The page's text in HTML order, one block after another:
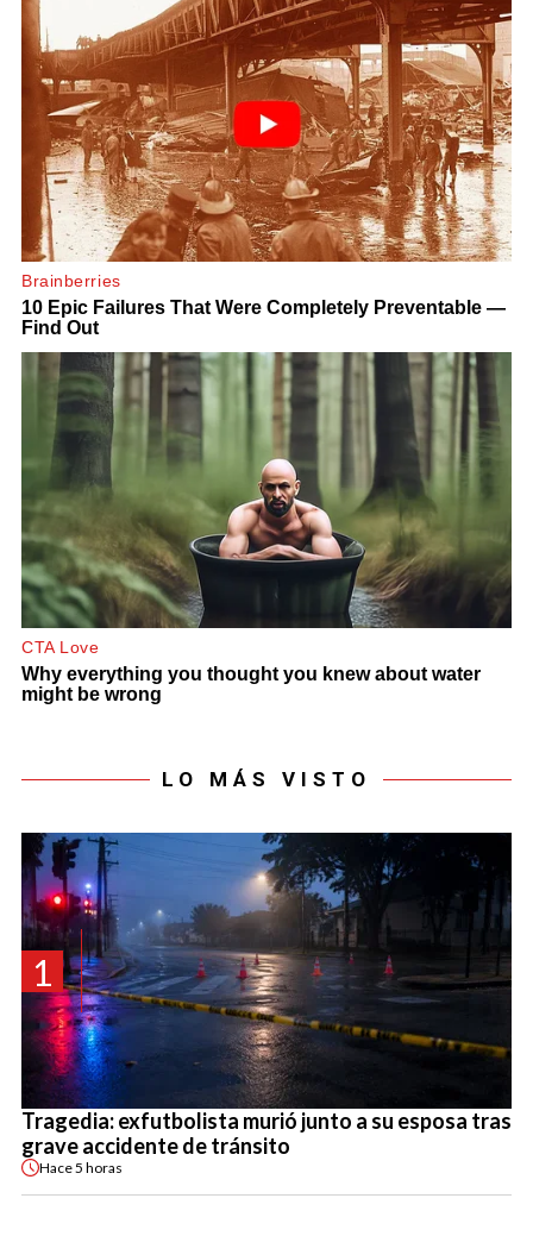
LO MÁS VISTO
1
Tragedia: exfutbolista murió junto a su esposa tras
grave accidente de tránsito
Hace5 horas